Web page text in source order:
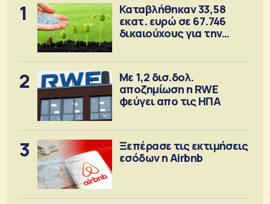
1
Καταβλήθηκαν 33,58
εκατ. ευρώ σε 67.746
δικαιούχους για την
2
Με 1,2 δισ.δολ.
αποζημίωση η RWE
φεύγει απο τις ΗΠΑ
3
Ξεπέρασε τις εκτιμήσεις
εσόδων η Airbnb